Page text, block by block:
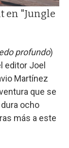
en "Jungle
profundo)
editor Joel
Martínez
que se
ocho
más a este